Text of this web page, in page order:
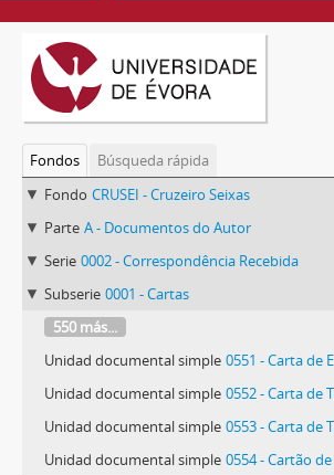
Fondos
Búsqueda rápida
Fondo CRUSEI - Cruzeiro Seixas
Parte A - Documentos do Autor
Serie 0002 - Correspondência Recebida
Subserie 0001 - Cartas
550 más...
Unidad documental simple 0551 - Carta de
Unidad documental simple 0552 - Carta de
Unidad documental simple 0553 - Carta de
Unidad documental simple 0554 - Cartão de Paula Alexandra S. L.